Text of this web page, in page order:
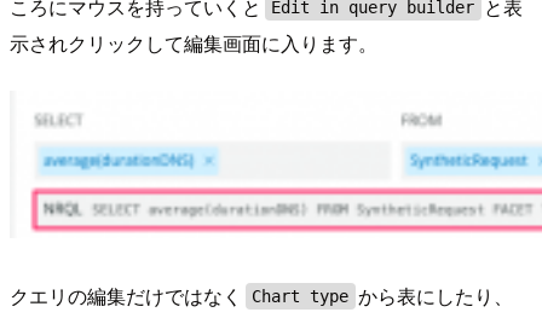
ころにマウスを持っていくと Edit in query builder
と表
示されクリックして編集画面に入ります。
クエリの編集だけではなく Chart type から表にしたり、